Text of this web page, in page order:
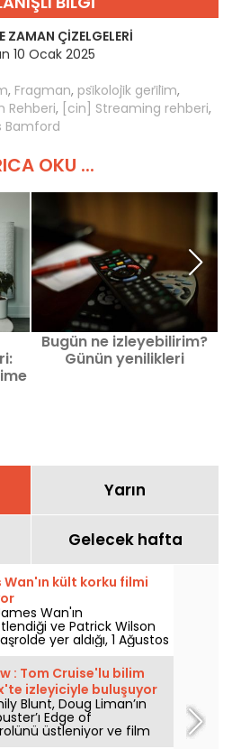
ZAMAN ÇIZELGELERI
10 Ocak 2025
, Fragman, psi̇koloji̇k geri̇li̇m,
Rehberi, [cin] Streaming rehberi,
Bamford
OKU ...
Bugün ne izleyebilirim?
Günün yenilikleri
Yarın
Gelecek hafta
kült korku filmi
Wan'ın
ve Patrick Wilson
yer aldığı, 1 Ağustos
katılıyor.
: Tom Cruise'lu bilim
izleyiciyle buluşuyor
Blunt, Doug Liman’ın
Edge of
üstleniyor ve film
2026’dan itibaren